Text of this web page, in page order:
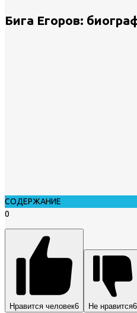
Бига Егоров:
СОДЕРЖАНИЕ
0
Нравится человек6 Не нравится6